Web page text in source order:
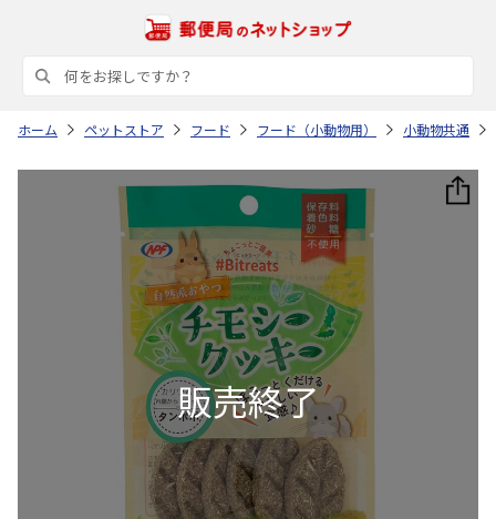
ホーム ペットストア フード フード（小動物用） 小動物共通